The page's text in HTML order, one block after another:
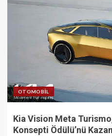
OTOMOBIL
Kia Vision Meta
Konsepti Ödülü’nü